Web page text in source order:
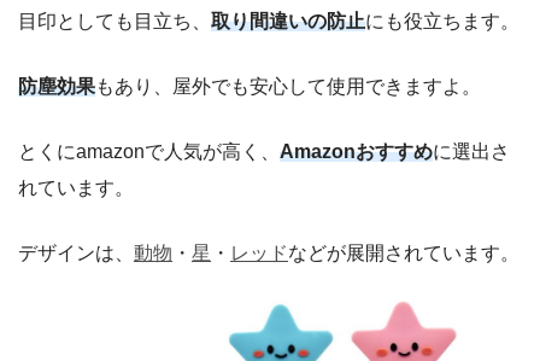
目印としても目立ち、 取り間違いの防止にも役立ちます。
防塵効果もあり、屋外でも安心して使用できますよ。
とくにamazonで人気が高く、 Amazonおすすめに選出さ
れています。
デザインは、 動物 ・ 星 ・ レッドなどが展開されています。